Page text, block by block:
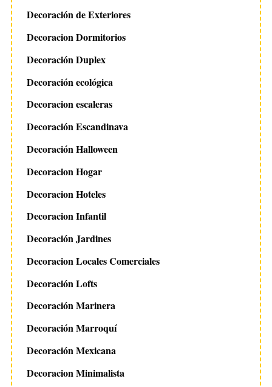
Decoración de Exteriores
Decoracion Dormitorios
Decoración Duplex
Decoración ecológica
Decoracion escaleras
Decoración Escandinava
Decoración Halloween
Decoracion Hogar
Decoracion Hoteles
Decoracion Infantil
Decoración Jardines
Decoracion Locales Comerciales
Decoración Lofts
Decoración Marinera
Decoración Marroquí
Decoración Mexicana
Decoracion Minimalista